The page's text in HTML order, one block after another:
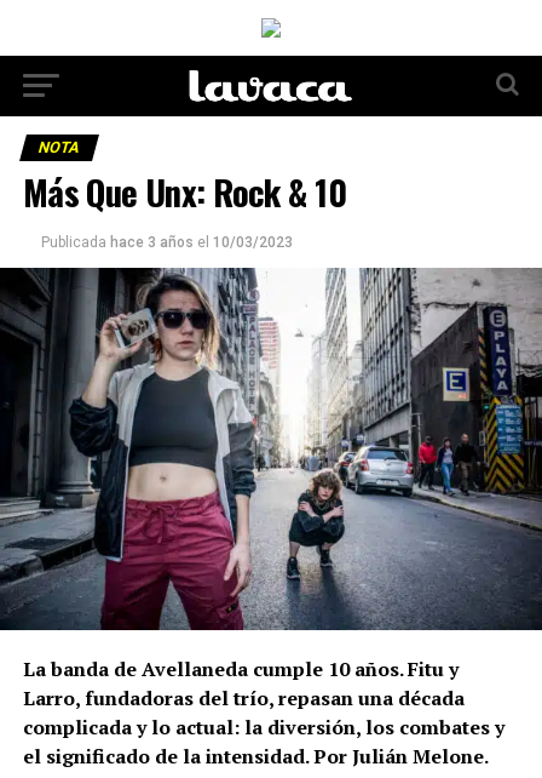
NOTA
Más Que Unx: Rock & 10
Publicada hace 3 años el 10/03/2023
La banda de Avellaneda cumple 10 años. Fitu y
Larro, fundadoras del trío, repasan una década
complicada y lo actual: la diversión, los combates y
el significado de la intensidad. Por Julián Melone.